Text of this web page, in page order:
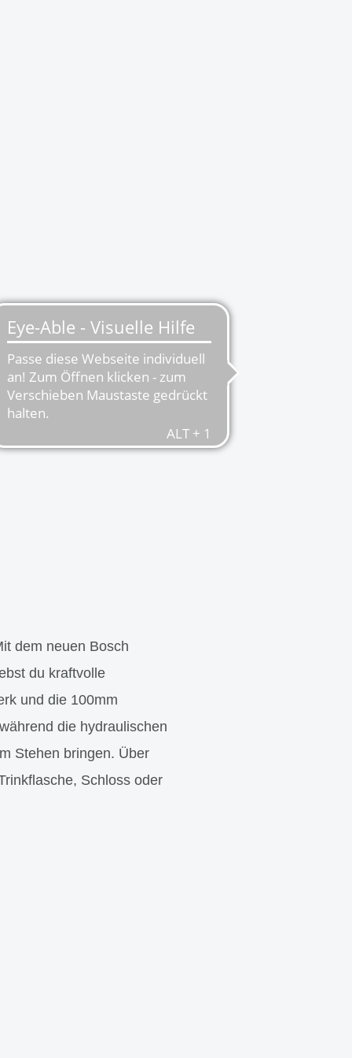
dem neuen Bosch
du kraftvolle
und die 100mm
die hydraulischen
Stehen bringen. Über
Schloss oder